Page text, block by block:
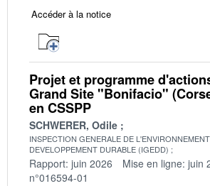
Accéder à la notice
Projet et programme
Grand Site "Bonifacio"
en CSSPP
SCHWERER, Odile
INSPECTION GENERALE DE
DEVELOPPEMENT DURABLE (IGEDD)
Rapport: juin 2026 Mise en ligne: juin
n°016594-01